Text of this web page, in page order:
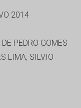
2014
PEDRO GOMES
LIMA, SILVIO